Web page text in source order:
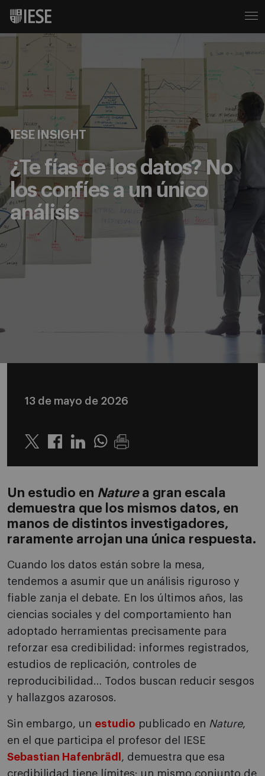
IESE INSIGHT
¿Te fías de los datos? No
los confíes a un único
análisis
13 de mayo de 2026
Twitter LinkedinWhatsapp
Un estudio en Naturea gran escala
demuestra que los mismos datos, en
manos de distintos investigadores,
raramente arrojan una única respuesta.
Cuando los datos están sobre la mesa,
tendemos a asumir que un análisis riguroso y
fiable zanja el debate. En los últimos años, las
ciencias sociales y del comportamiento han
adoptado herramientas precisamente para
reforzar esa credibilidad: informes registrados,
estudios de replicación, controles de
reproducibilidad… Todos buscan reducir sesgos
y hallazgos azarosos.
Sin embargo, un estudio publicado en Nature,
en el que participa el profesor del IESE
Sebastian Hafenbrädl
, demuestra que esa
credibilidad tiene límites: un mismo conjunto de